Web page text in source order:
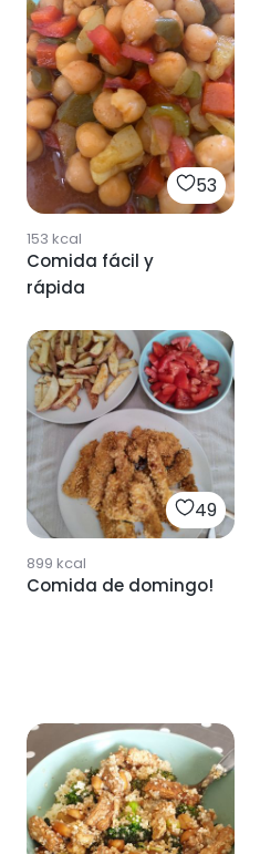
53
153 kcal
Comida fácil y
rápida
49
899 kcal
Comida de domingo!